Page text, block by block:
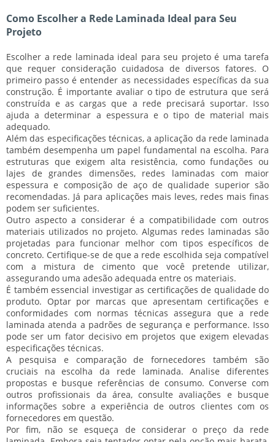
Como Escolher a Rede Laminada Ideal para Seu
Projeto
Escolher a rede laminada ideal para seu projeto é uma tarefa
que requer consideração cuidadosa de diversos fatores. O
primeiro passo é entender as necessidades específicas da sua
construção. É importante avaliar o tipo de estrutura que será
construída e as cargas que a rede precisará suportar. Isso
ajuda a determinar a espessura e o tipo de material mais
adequado.
Além das especificações técnicas, a aplicação da rede laminada
também desempenha um papel fundamental na escolha. Para
estruturas que exigem alta resistência, como fundações ou
lajes de grandes dimensões, redes laminadas com maior
espessura e composição de aço de qualidade superior são
recomendadas. Já para aplicações mais leves, redes mais finas
podem ser suficientes.
Outro aspecto a considerar é a compatibilidade com outros
materiais utilizados no projeto. Algumas redes laminadas são
projetadas para funcionar melhor com tipos específicos de
concreto. Certifique-se de que a rede escolhida seja compatível
com a mistura de cimento que você pretende utilizar,
assegurando uma adesão adequada entre os materiais.
É também essencial investigar as certificações de qualidade do
produto. Optar por marcas que apresentam certificações e
conformidades com normas técnicas assegura que a rede
laminada atenda a padrões de segurança e performance. Isso
pode ser um fator decisivo em projetos que exigem elevadas
especificações técnicas.
A pesquisa e comparação de fornecedores também são
cruciais na escolha da rede laminada. Analise diferentes
propostas e busque referências de consumo. Converse com
outros profissionais da área, consulte avaliações e busque
informações sobre a experiência de outros clientes com os
fornecedores em questão.
Por fim, não se esqueça de considerar o preço da rede